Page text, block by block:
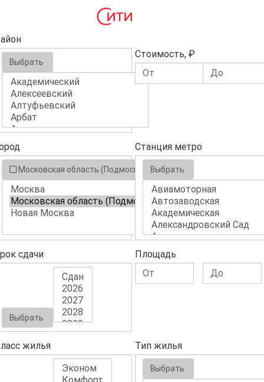
Выбрать
Стоимость, ₽
Московская область (Подмосковье)
Станция метро
Выбрать
сдачи
Выбрать
Площадь
жилья Тип жилья
Выбрать